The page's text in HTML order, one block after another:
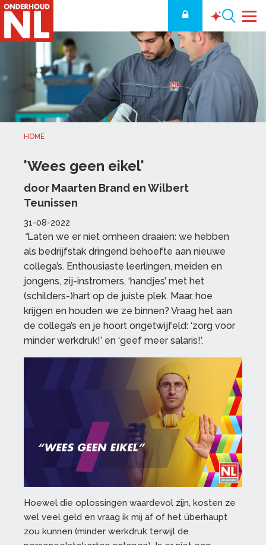
HOME
'Wees geen eikel'
door Maarten Brand en Wilbert
Teunissen
31-08-2022
“Laten we er niet omheen draaien: we hebben
als bedrijfstak dringend behoefte aan nieuwe
collega’s. Enthousiaste leerlingen, meiden en
jongens, zij-instromers, ‘handjes’ met het
(schilders-)hart op de juiste plek. Maar, hoe
krijgen en houden we ze binnen? Vraag het aan
de collega’s en je hoort ongetwijfeld: ‘zorg voor
minder werkdruk!’ en ‘geef meer salaris!’.
Hoewel die oplossingen waardevol zijn, kosten ze
wel veel geld en vraag ik mij af of het überhaupt
zou kunnen (minder werkdruk terwijl de